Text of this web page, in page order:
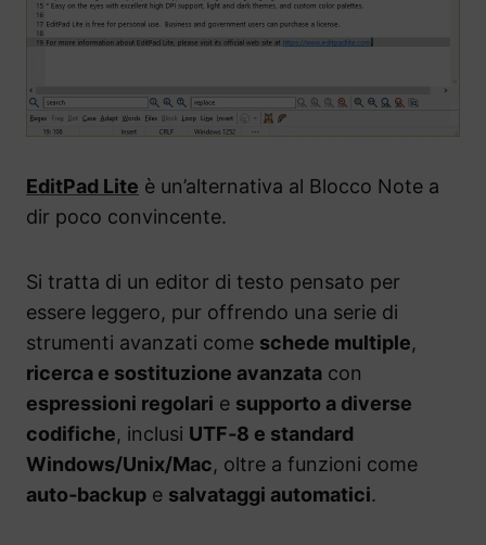
EditPad Lite è un’alternativa al Blocco Note a
dir poco convincente.
Si tratta di un editor di testo pensato per
essere leggero, pur offrendo una serie di
strumenti avanzati come schede multiple,
ricerca e sostituzione avanzata con
espressioni regolari e supporto a diverse
codifiche, inclusi UTF‑8 e standard
Windows/Unix/Mac, oltre a funzioni come
auto‑backup e salvataggi automatici.